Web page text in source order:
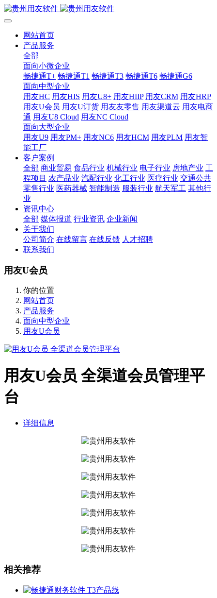
网站首页
产品服务
全部
面向小微企业
畅捷通T+ 畅捷通T1 畅捷通T3 畅捷通T6 畅捷通G6
面向中型企业
用友HC 用友HIS 用友U8+ 用友HIIP 用友CRM 用友HRP
用友U会员 用友U订货 用友友零售 用友渠道云 用友电商
通 用友U8 Cloud 用友NC Cloud
面向大型企业
用友U9 用友PM+ 用友NC6 用友HCM 用友PLM 用友智
能工厂
客户案例
全部 商业贸易 食品行业 机械行业 电子行业 房地产业 工
程项目 农产品业 汽配行业 化工行业 医疗行业 交通公共
零售行业 医药器械 智能制造 服装行业 航天军工 其他行
业
资讯中心
全部 媒体报道 行业资讯 企业新闻
关于我们
公司简介 在线留言 在线反馈 人才招聘
联系我们
用友U会员
你的位置
网站首页
产品服务
面向中型企业
用友U会员
用友U会员 全渠道会员管理平
台
详细信息
相关推荐